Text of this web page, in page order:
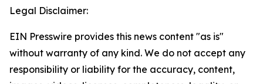
Legal Disclaimer:
EIN Presswire provides this news content "as is"
without warranty of any kind. We do not accept any
responsibility or liability for the accuracy, content,